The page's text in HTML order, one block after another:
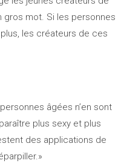
gros mot. Si les personnes
les créateurs de ces
âgées n’en sont
plus sexy et plus
des applications de